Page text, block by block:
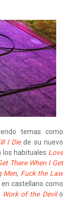
temas como
I Diede su nuevo
los habituales Love
There When I Get
Men, Fuck the Law
castellano como
Work of the Devilo